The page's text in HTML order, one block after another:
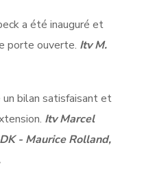
a été inauguré et
porte ouverte. Itv M.
bilan satisfaisant et
Itv Marcel
- Maurice Rolland,